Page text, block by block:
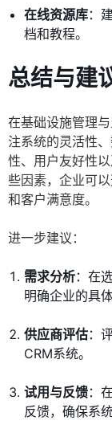
在线资源库：
档和教程。
总结与建
在基础设施管理
注系统的灵活性
性、用户友好性
些因素，企业可
和客户满意度。
进一步建议：
需求分析：在
明确企业的具体
供应商评估：
CRM系统。
试用与反馈：
反馈，确保系